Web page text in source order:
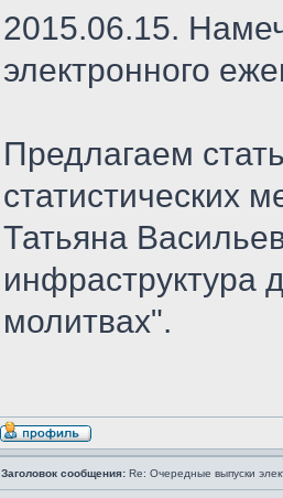
2015.06.15.
электронного
Предлагаем
статистических
Татьяна
инфраструктура
молитвах".
Заголовок сообщения: Re: Очередные выпуски